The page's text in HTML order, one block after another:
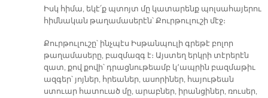
Իսկ հիմա, եկէ՛ք պտոյտ մը կատարենք պոլսահայերու
հիմնական թաղամասերէն՝ Քուրթուլուշի մէջ։
Քուրթուլուշը՝ ինչպէս Իսթանպուլի գրեթէ բոլոր
թաղամասերը, բազմազգ է։ Այստեղ երկրի տէրերէն
զատ, քով քովի՝ դրացնութեամբ կ՚ապրին բազմաթիւ
ազգեր՝ յոյներ, հրեաներ, ասորիներ, հայութեան
ստուար հատուած մը, արաբներ, իրանցիներ, ռուսեր,